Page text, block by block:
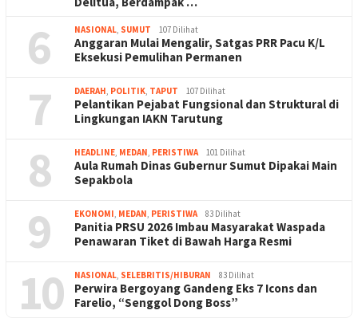
6 NASIONAL, SUMUT 107 Dilihat
Anggaran Mulai Mengalir, Satgas PRR Pacu K/L
Eksekusi Pemulihan Permanen
7 DAERAH, POLITIK, TAPUT 107 Dilihat
Pelantikan Pejabat Fungsional dan Struktural di
Lingkungan IAKN Tarutung
8 HEADLINE, MEDAN, PERISTIWA 101 Dilihat
Aula Rumah Dinas Gubernur Sumut Dipakai Main
Sepakbola
9 EKONOMI, MEDAN, PERISTIWA 83 Dilihat
Panitia PRSU 2026 Imbau Masyarakat Waspada
Penawaran Tiket di Bawah Harga Resmi
10 NASIONAL, SELEBRITIS/HIBURAN 83 Dilihat
Perwira Bergoyang Gandeng Eks 7 Icons dan
Farelio, “Senggol Dong Boss”